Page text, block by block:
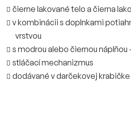
čierne lakované telo a čierna
v kombinácii s doplnkami
vrstvou
s modrou alebo čiernou
stláčací mechanizmus
dodávané v darčekovej krabičke